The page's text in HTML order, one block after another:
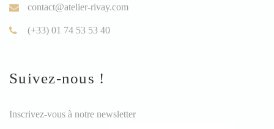
contact@atelier-rivay.com
(+33) 01 74 53 53 40
Suivez-nous !
Inscrivez-vous à notre newsletter